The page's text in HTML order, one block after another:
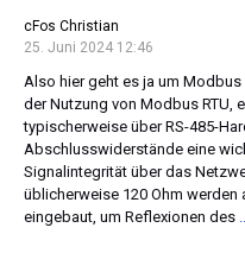
cFos Christian
25. Juni 2024 12:46
Also hier geht es ja um Modbus
der Nutzung von Modbus
typischerweise über RS-485-
Abschlusswiderstände eine
Signalintegrität über das
üblicherweise 120 Ohm werden
eingebaut, um Reflexionen des